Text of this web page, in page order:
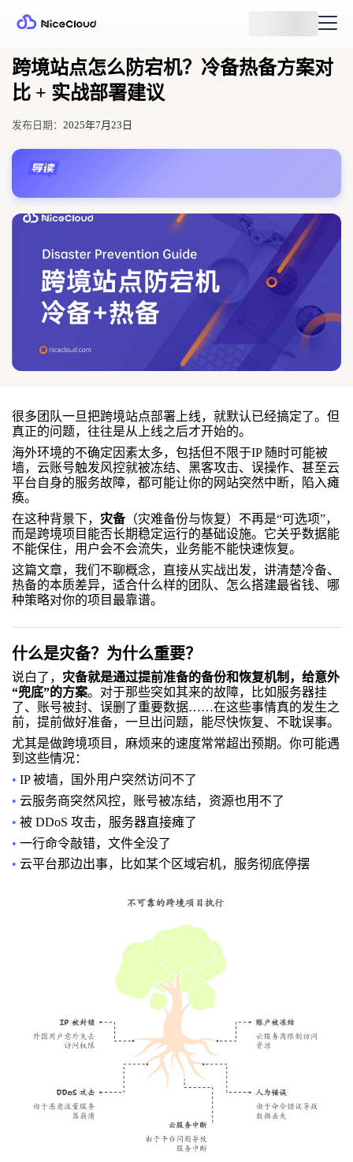
跨境站点怎么防宕机？冷备热备方案对
比 + 实战部署建议
发布日期： 2025年7月23日
很多团队一旦把跨境站点部署上线，就默认已经搞定了。但
真正的问题，往往是从上线之后才开始的。
海外环境的不确定因素太多，包括但不限于IP 随时可能被
墙，云账号触发风控就被冻结、黑客攻击、误操作、甚至云
平台自身的服务故障，都可能让你的网站突然中断，陷入瘫
痪。
在这种背景下， 灾备（灾难备份与恢复）不再是“可选项”，
而是跨境项目能否长期稳定运行的基础设施。它关乎数据能
不能保住，用户会不会流失，业务能不能快速恢复。
这篇文章，我们不聊概念，直接从实战出发，讲清楚冷备、
热备的本质差异，适合什么样的团队、怎么搭建最省钱、哪
种策略对你的项目最靠谱。
什么是灾备？为什么重要？
说白了， 灾备就是通过提前准备的备份和恢复机制，给意外
“兜底”的方案。对于那些突如其来的故障，比如服务器挂
了、账号被封、误删了重要数据……在这些事情真的发生之
前，提前做好准备，一旦出问题，能尽快恢复、不耽误事。
尤其是做跨境项目，麻烦来的速度常常超出预期。你可能遇
到这些情况：
• IP 被墙，国外用户突然访问不了
• 云服务商突然风控，账号被冻结，资源也用不了
• 被 DDoS 攻击，服务器直接瘫了
• 一行命令敲错，文件全没了
• 云平台那边出事，比如某个区域宕机，服务彻底停摆